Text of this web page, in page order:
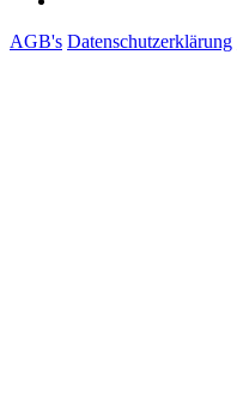
AGB's Datenschutzerklärung